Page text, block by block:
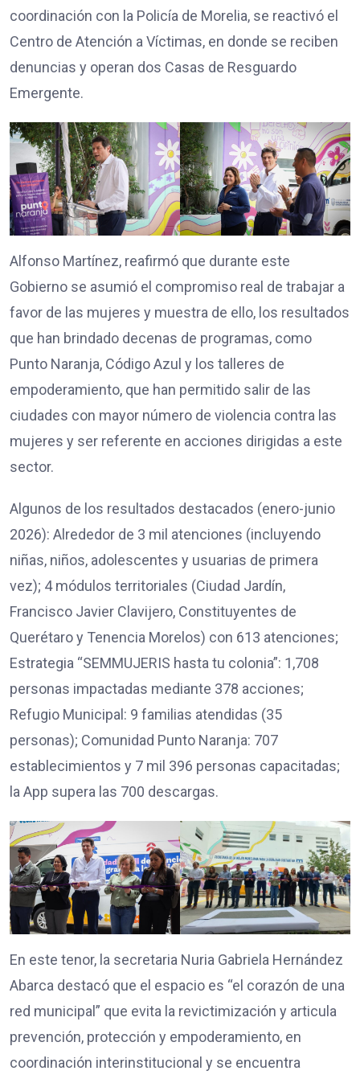
coordinación con la Policía de Morelia, se reactivó el
Centro de Atención a Víctimas, en donde se reciben
denuncias y operan dos Casas de Resguardo
Emergente.
Alfonso Martínez, reafirmó que durante este
Gobierno se asumió el compromiso real de trabajar a
favor de las mujeres y muestra de ello, los resultados
que han brindado decenas de programas, como
Punto Naranja, Código Azul y los talleres de
empoderamiento, que han permitido salir de las
ciudades con mayor número de violencia contra las
mujeres y ser referente en acciones dirigidas a este
sector.
Algunos de los resultados destacados (enero-junio
2026): Alrededor de 3 mil atenciones (incluyendo
niñas, niños, adolescentes y usuarias de primera
vez); 4 módulos territoriales (Ciudad Jardín,
Francisco Javier Clavijero, Constituyentes de
Querétaro y Tenencia Morelos) con 613 atenciones;
Estrategia “SEMMUJERIS hasta tu colonia”: 1,708
personas impactadas mediante 378 acciones;
Refugio Municipal: 9 familias atendidas (35
personas); Comunidad Punto Naranja: 707
establecimientos y 7 mil 396 personas capacitadas;
la App supera las 700 descargas.
En este tenor, la secretaria Nuria Gabriela Hernández
Abarca destacó que el espacio es “el corazón de una
red municipal” que evita la revictimización y articula
prevención, protección y empoderamiento, en
coordinación interinstitucional y se encuentra